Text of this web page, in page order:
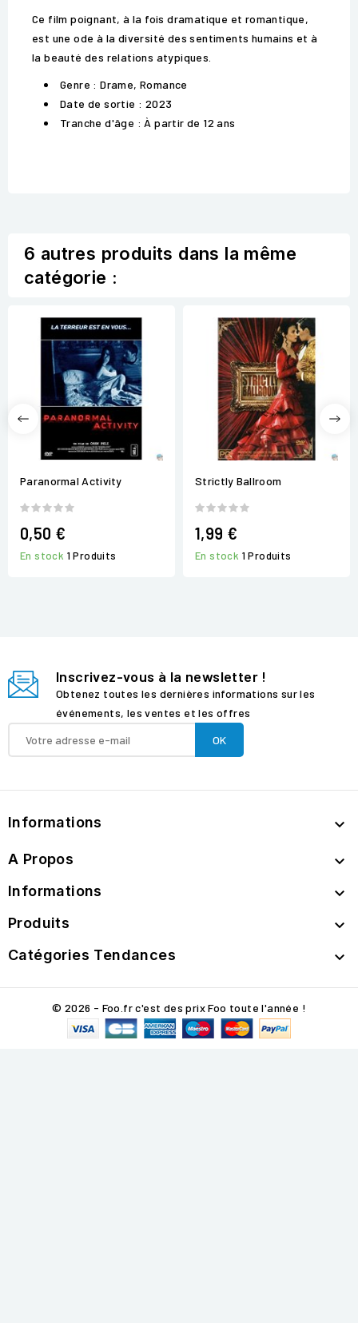
Ce film poignant, à la fois dramatique et romantique,
est une ode à la diversité des sentiments humains et à
la beauté des relations atypiques.
Genre : Drame, Romance
Date de sortie : 2023
Tranche d'âge : À partir de 12 ans
6 autres produits dans la même
catégorie :
Paranormal Activity
0,50 €
En stock 1 Produits
Strictly Ballroom
1,99 €
En stock 1 Produits
Inscrivez-vous à la newsletter !
Obtenez toutes les dernières informations sur les
événements, les ventes et les offres
Informations 
A Propos 
Informations 
Produits 
Catégories Tendances 
© 2026 - Foo.fr c'est des prix Foo toute l'année !